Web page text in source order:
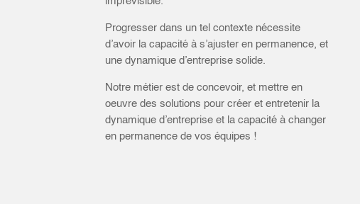
Progresser dans un tel contexte nécessite
d’avoir la capacité à s’ajuster en permanence, et
une dynamique d’entreprise solide.
Notre métier est de concevoir, et mettre en
oeuvre des solutions pour créer et entretenir la
dynamique d’entreprise et la capacité à changer
en permanence de vos équipes !